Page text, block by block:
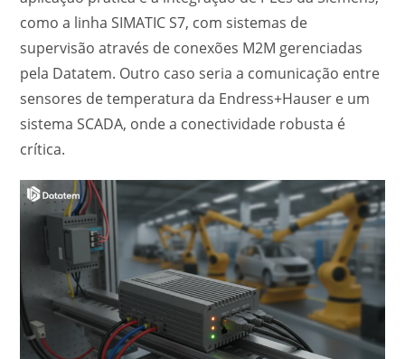
como a linha SIMATIC S7, com sistemas de
supervisão através de conexões M2M gerenciadas
pela Datatem. Outro caso seria a comunicação entre
sensores de temperatura da Endress+Hauser e um
sistema SCADA, onde a conectividade robusta é
crítica.